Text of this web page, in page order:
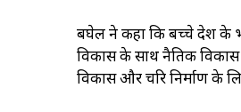
बघेल ने कहा कि बच्चे देश के
विकास के साथ नैतिक
विकास और चरित्र निर्माण